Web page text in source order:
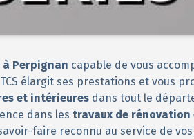
Perpignan capable de vous
élargit ses prestations et vous
et intérieures dans tout le
dans les travaux de rénovation
faire reconnu au service de vos